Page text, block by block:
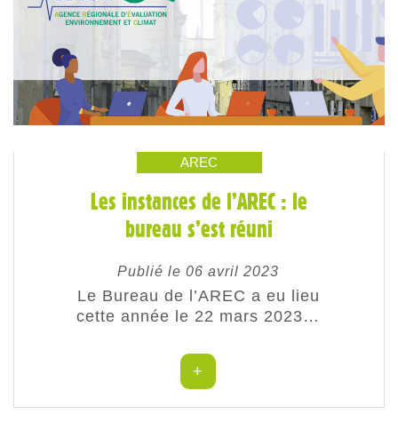
AREC
Les instances de l’AREC : le
bureau s’est réuni
Publié le 06 avril 2023
Le Bureau de l’AREC a eu lieu
cette année le 22 mars 2023…
+